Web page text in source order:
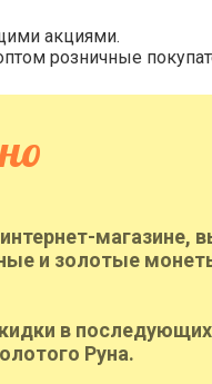
акциями.
розничные
магазине,
и золотые
в последующих
Руна.